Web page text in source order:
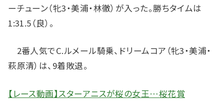
ーチューン（牝3・美浦・林徹）が入った。勝ちタイムは
1:31.5（良）。
2番人気でC.ルメール騎乗、ドリームコア（牝3・美浦・
萩原清）は、9着敗退。
【レース動画】スターアニスが桜の女王…桜花賞